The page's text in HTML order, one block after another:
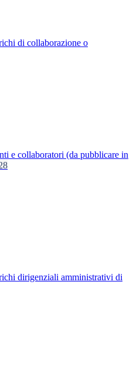
di collaborazione o
e collaboratori (da pubblicare in
dirigenziali amministrativi di